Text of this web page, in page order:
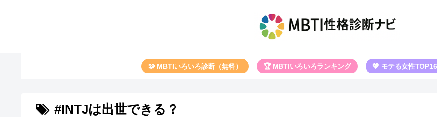
🧩 MBTIいろいろ診断（無料） 🏆 MBTIいろいろランキング 💖 モテる女性TOP16
#INTJは出世できる？